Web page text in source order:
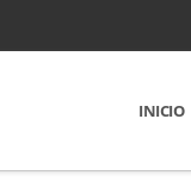
INICIO